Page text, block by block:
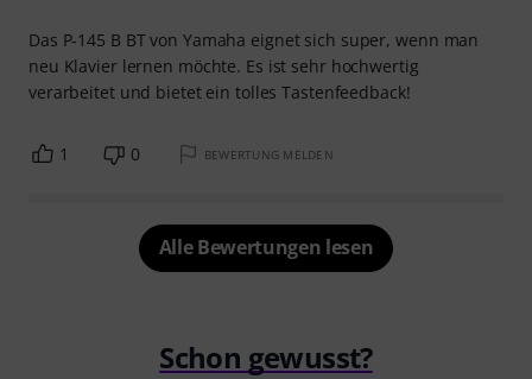
Das P-145 B BT von Yamaha eignet sich super, wenn man
neu Klavier lernen möchte. Es ist sehr hochwertig
verarbeitet und bietet ein tolles Tastenfeedback!
1 0 BEWERTUNG MELDEN
Alle Bewertungen lesen
Schon gewusst?